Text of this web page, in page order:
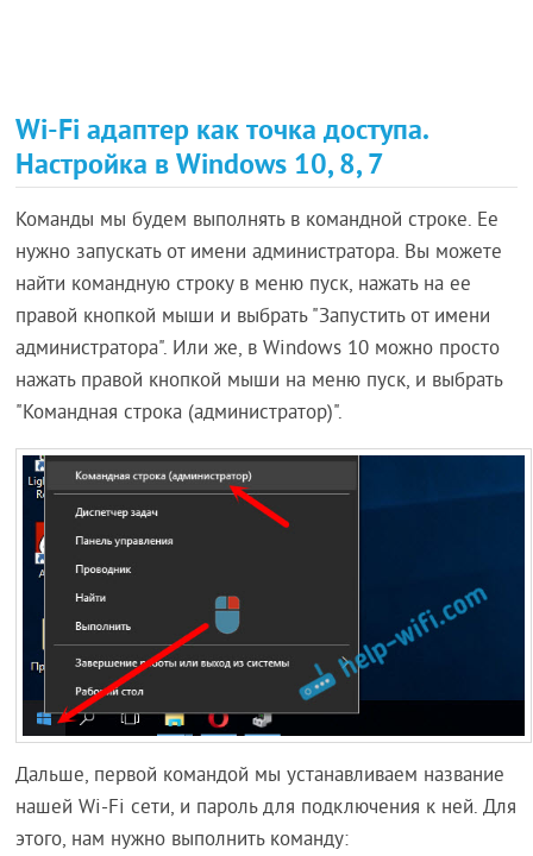
Wi-Fi адаптер как точка доступа.
Настройка в Windows 10, 8, 7
Команды мы будем выполнять в командной строке. Ее
нужно запускать от имени администратора. Вы можете
найти командную строку в меню пуск, нажать на ее
правой кнопкой мыши и выбрать "Запустить от имени
администратора". Или же, в Windows 10 можно просто
нажать правой кнопкой мыши на меню пуск, и выбрать
"Командная строка (администратор)".
Дальше, первой командой мы устанавливаем название
нашей Wi-Fi сети, и пароль для подключения к ней. Для
этого, нам нужно выполнить команду: